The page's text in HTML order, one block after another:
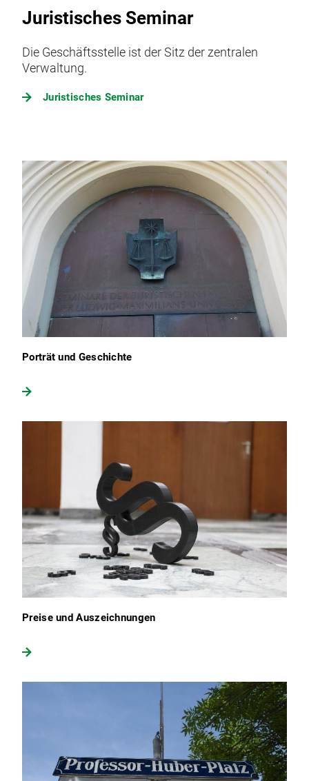
Juristisches Seminar
Die Geschäftsstelle ist der Sitz der zentralen
Verwaltung.
Juristisches Seminar
Porträt und Geschichte
Preise und Auszeichnungen